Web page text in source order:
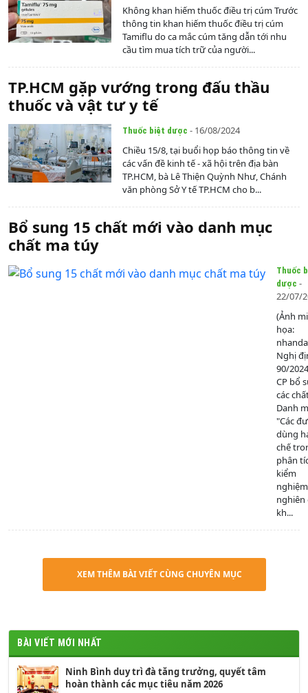
Không khan hiếm thuốc điều trị cúm Trước
thông tin khan hiếm thuốc điều trị cúm
Tamiflu do ca mắc cúm tăng dẫn tới nhu
cầu tìm mua tích trữ của người...
TP.HCM gặp vướng trong đấu thầu
thuốc và vật tư y tế
Thuốc biệt dược - 16/08/2024
Chiều 15/8, tại buổi họp báo thông tin về
các vấn đề kinh tế - xã hội trên địa bàn
TP.HCM, bà Lê Thiện Quỳnh Như, Chánh
văn phòng Sở Y tế TP.HCM cho b...
Bổ sung 15 chất mới vào danh mục
chất ma túy
Thuốc
dược -
22/07/
(Ảnh
họa:
Nghị
90/
CP bổ
các
Danh
"Các
dùng
chế
phân
kiểm
nghiên
kh...
XEM THÊM BÀI VIẾT CÙNG CHUYÊN MỤC
BÀI VIẾT MỚI NHẤT
Ninh Bình duy trì đà tăng trưởng, quyết tâm
hoàn thành các mục tiêu năm 2026